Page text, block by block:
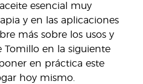
esencial muy
y en las aplicaciones
más sobre los usos y
Tomillo en la siguiente
en práctica este
hoy mismo.